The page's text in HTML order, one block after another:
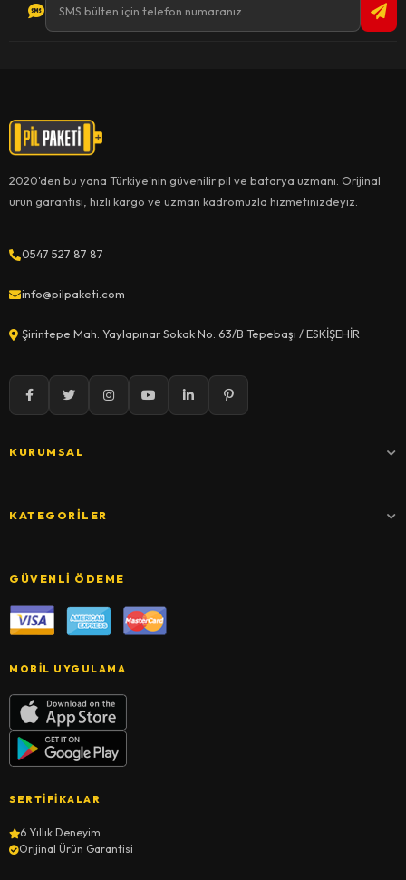
2020'den bu yana Türkiye'nin güvenilir pil ve batarya uzmanı. Orijinal
ürün garantisi, hızlı kargo ve uzman kadromuzla hizmetinizdeyiz.
0547 527 87 87
info@pilpaketi.com
Şirintepe Mah. Yaylapınar Sokak No: 63/B Tepebaşı / ESKİŞEHİR
KURUMSAL
KATEGORILER
GÜVENLI ÖDEME
MOBIL UYGULAMA
SERTIFIKALAR
6 Yıllık Deneyim
Orijinal Ürün Garantisi